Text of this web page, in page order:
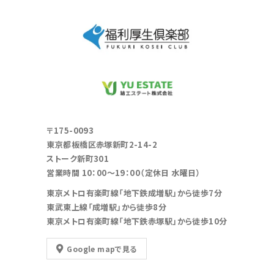
〒175-0093
東京都板橋区赤塚新町2-14-2
ストーク新町301
営業時間 10：00～19：00（定休日 水曜日）
東京メトロ有楽町線「地下鉄成増駅」から徒歩7分
東武東上線「成増駅」から徒歩8分
東京メトロ有楽町線「地下鉄赤塚駅」から徒歩10分
Google mapで見る